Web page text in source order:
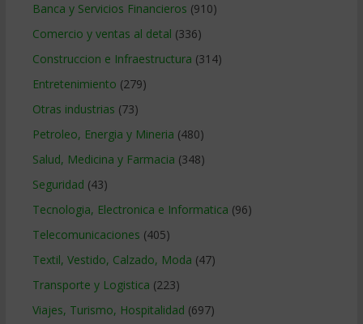
Banca y Servicios Financieros (910)
Comercio y ventas al detal (336)
Construccion e Infraestructura (314)
Entretenimiento (279)
Otras industrias (73)
Petroleo, Energia y Mineria (480)
Salud, Medicina y Farmacia (348)
Seguridad (43)
Tecnologia, Electronica e Informatica (96)
Telecomunicaciones (405)
Textil, Vestido, Calzado, Moda (47)
Transporte y Logistica (223)
Viajes, Turismo, Hospitalidad (697)